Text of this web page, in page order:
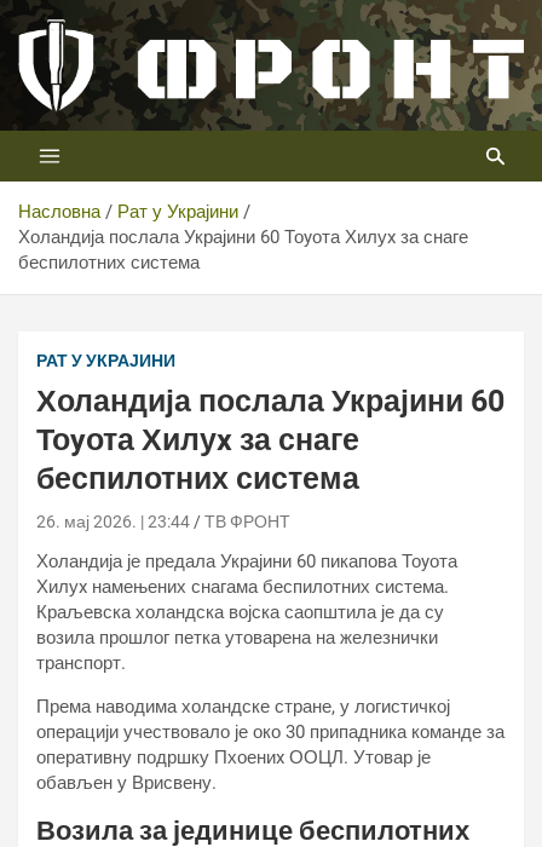
Скип
цонтент
Телевизија ФРОНТ
Први војни канал у Србији
Насловна
Рат у Украјини
Холандија послала Украјини 60 Тоyота Хилуx за снаге
беспилотних система
Almelo, 22 mei 2026 Ruim 60 pick-up trucks gaan op
РАТ У УКРАЈИНИ
Холандија послала Украјини 60
Тоyота Хилуx за снаге
беспилотних система
26. мај 2026. | 23:44 ТВ ФРОНТ
Холандија је предала Украјини 60 пикапова Тоyота
Хилуx намењених снагама беспилотних система.
Краљевска холандска војска саопштила је да су
возила прошлог петка утоварена на железнички
транспорт.
Према наводима холандске стране, у логистичкој
операцији учествовало је око 30 припадника команде за
оперативну подршку Пхоениx ООЦЛ. Утовар је
обављен у Врисвену.
Возила за јединице беспилотних